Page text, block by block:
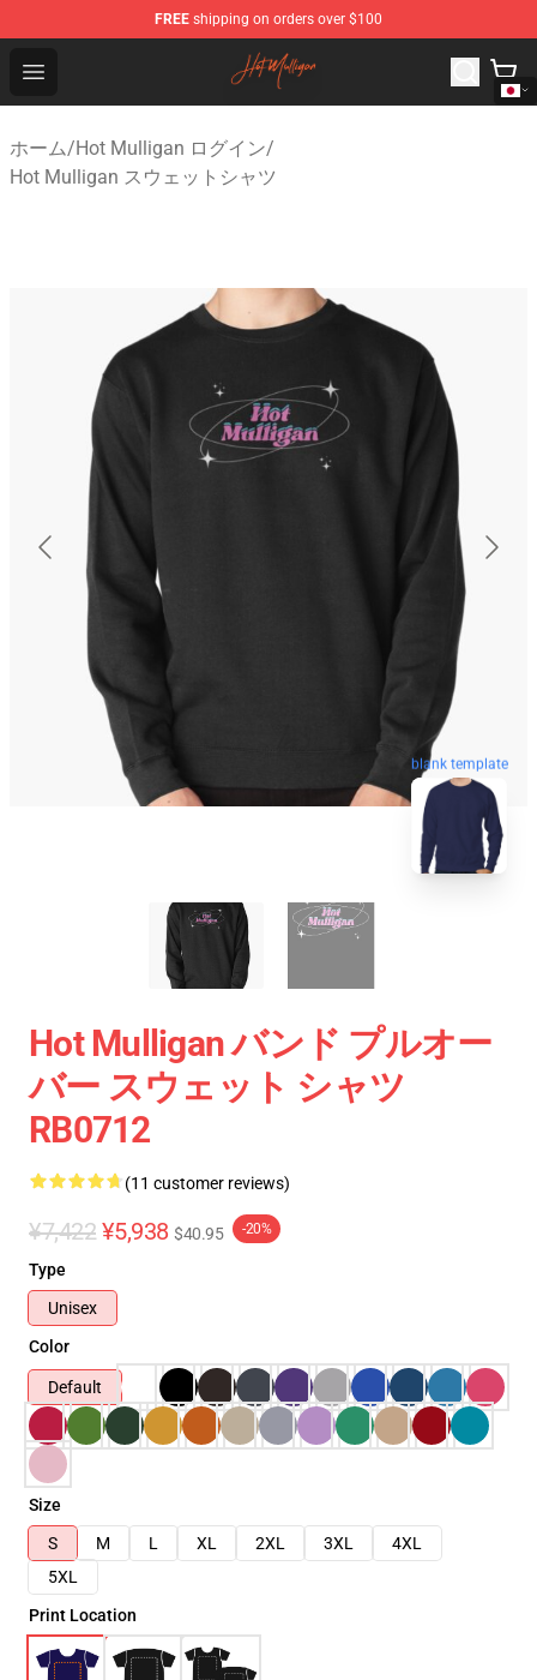
FREE shipping on orders over $100
Open menu
Hot Mulligan Shop - Official Hot Mulligan Merchandise
ホーム/Hot Mulligan ログイン/
Hot Mulligan スウェットシャツ
blank template
Hot Mulligan バンド プルオー
バー スウェット シャツ
RB0712
(11 customer reviews)
¥7,422 ¥5,938 $40.95 -20%
Type
Unisex
Color
Default
Size
S
M L XL 2XL 3XL
4XL
5XL
Print Location